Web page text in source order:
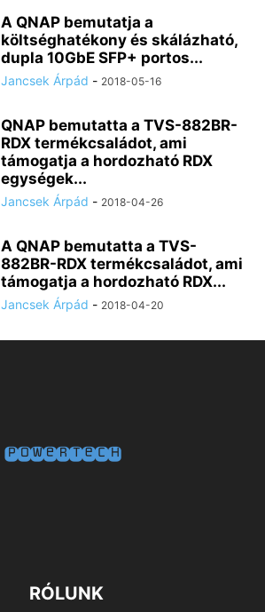
A QNAP bemutatja a
költséghatékony és skálázható,
dupla 10GbE SFP+ portos...
Jancsek Árpád - 2018-05-16
QNAP bemutatta a TVS-882BR-
RDX termékcsaládot, ami
támogatja a hordozható RDX
egységek...
Jancsek Árpád - 2018-04-26
A QNAP bemutatta a TVS-
882BR-RDX termékcsaládot, ami
támogatja a hordozható RDX...
Jancsek Árpád - 2018-04-20
RÓLUNK